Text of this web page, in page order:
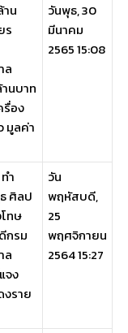
น
ร
ล
นบาท
รื่อง
มูลค่า
วันพุธ, 30
มีนาคม
2565 15:08
ำ
ศิลป
ทษ
กรม
ล
จง
ราย
วัน
พฤหัสบดี,
25
พฤศจิกายน
2564 15:27